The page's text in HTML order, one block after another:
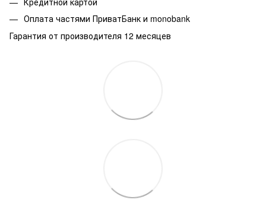
Оплата частями ПриватБанк и monobank
Гарантия от производителя 12 месяцев